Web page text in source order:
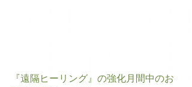
『遠隔ヒーリング』の強化月間中のお